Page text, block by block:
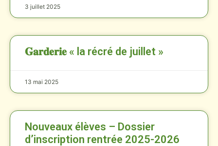
3 juillet 2025
𝐆𝐚𝐫𝐝𝐞𝐫𝐢𝐞 « la récré de juillet »
13 mai 2025
Nouveaux élèves – Dossier
d’inscription rentrée 2025-2026